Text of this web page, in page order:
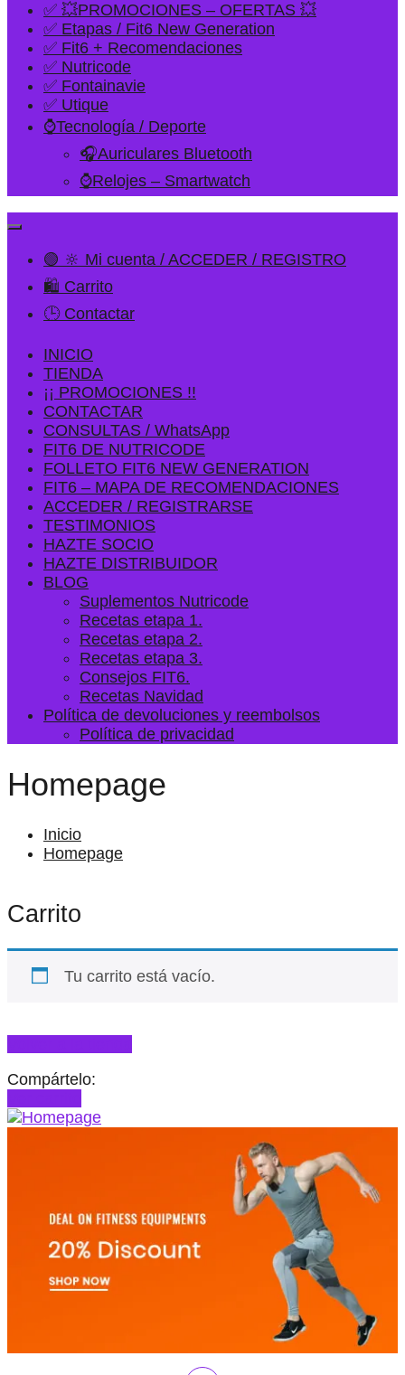
✅ 💥PROMOCIONES – OFERTAS 💥
✅ Etapas / Fit6 New Generation
✅ Fit6 + Recomendaciones
✅ Nutricode
✅ Fontainavie
✅ Utique
⌚Tecnología / Deporte
🎧Auriculares Bluetooth
⌚Relojes – Smartwatch
🟢 🔆 Mi cuenta / ACCEDER / REGISTRO
🛍️ Carrito
🕒 Contactar
INICIO
TIENDA
¡¡ PROMOCIONES !!
CONTACTAR
CONSULTAS / WhatsApp
FIT6 DE NUTRICODE
FOLLETO FIT6 NEW GENERATION
FIT6 – MAPA DE RECOMENDACIONES
ACCEDER / REGISTRARSE
TESTIMONIOS
HAZTE SOCIO
HAZTE DISTRIBUIDOR
BLOG
Suplementos Nutricode
Recetas etapa 1.
Recetas etapa 2.
Recetas etapa 3.
Consejos FIT6.
Recetas Navidad
Política de devoluciones y reembolsos
Política de privacidad
Homepage
Inicio
Homepage
Carrito
Tu carrito está vacío.
Compártelo: